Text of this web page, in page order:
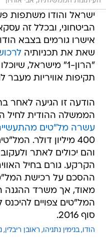
ישראל והודו משתפות
הביטחוני, ובכלל זה
אישרו גורמים בצבא
שאת את תכניותיה
"הרון-1" מישראל,
תקיפות אוויריות מעבר
הודעה זו הגיעה לאחר
הממשלה ההודית לחיל
עשרה מל"טים
400 מיליון דולר.
והם יכולים לאתר
הקרקע. גורם בחיל
ההסכם על רכישת
מאוד, אך משרד ההגנה
המל"טים צפויים
סוף 2016.
הודו בנימין נתניהו ראובן ריבלין